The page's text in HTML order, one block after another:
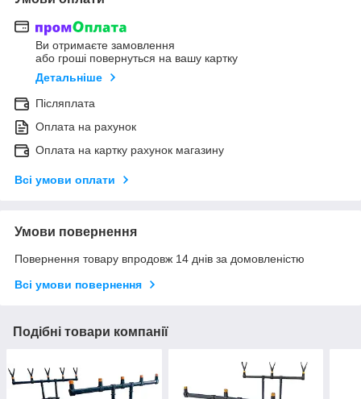
Ви отримаєте замовлення
або гроші повернуться на вашу картку
Детальніше
Післяплата
Оплата на рахунок
Оплата на картку рахунок магазину
Всі умови оплати
Умови повернення
Повернення товару впродовж 14 днів за домовленістю
Всі умови повернення
Подібні товари компанії